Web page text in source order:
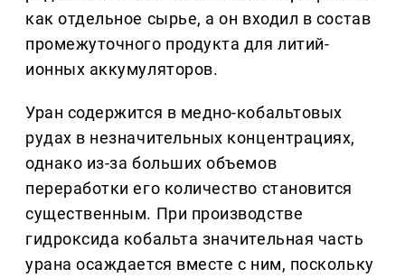
как отдельное сырье, а он входил в состав
промежуточного продукта для литий-
ионных аккумуляторов.
Уран содержится в медно-кобальтовых
рудах в незначительных концентрациях,
однако из-за больших объемов
переработки его количество становится
существенным. При производстве
гидроксида кобальта значительная часть
урана осаждается вместе с ним, поскольку